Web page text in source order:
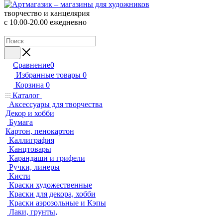
творчество и канцелярия
с 10.00-20.00 ежедневно
Сравнение0
Избранные товары 0
Корзина 0
Каталог
Аксессуары для творчества
Декор и хобби
Бумага
Картон, пенокартон
Каллиграфия
Канцтовары
Карандаши и грифели
Ручки, линеры
Кисти
Краски художественные
Краски для декора, хобби
Краски аэрозольные и Кэпы
Лаки, грунты,